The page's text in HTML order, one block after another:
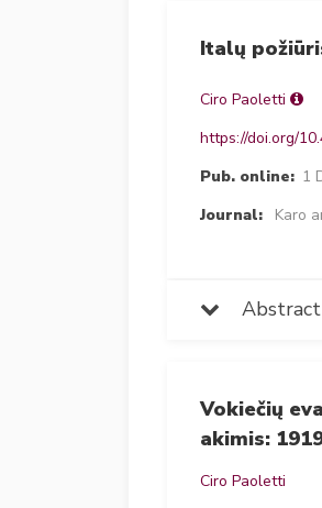
Italų
Ciro Paoletti
https://doi.org/
Pub. online: 1
Journal:
Karo
Abstract
Vokiečių
akimis:
Ciro Paoletti